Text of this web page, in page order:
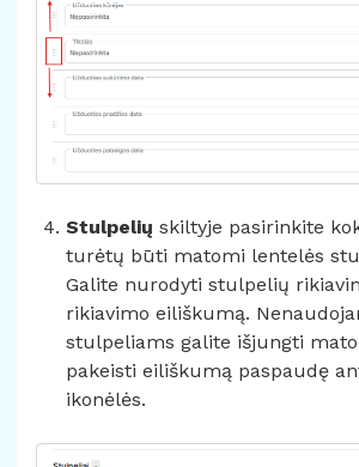
Stulpelių skiltyje pasirinkite
turėtų būti matomi lentelės
Galite nurodyti stulpelių
rikiavimo eiliškumą.
stulpeliams galite išjungti
pakeisti eiliškumą paspaudę
ikonėlės.